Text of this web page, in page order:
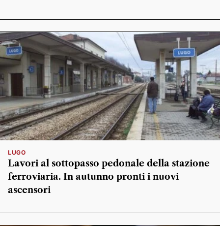
LUGO
Lavori al sottopasso pedonale della stazione
ferroviaria. In autunno pronti i nuovi
ascensori